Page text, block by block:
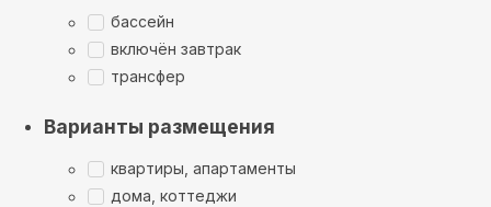
бассейн
включён завтрак
трансфер
Варианты размещения
квартиры, апартаменты
дома, коттеджи